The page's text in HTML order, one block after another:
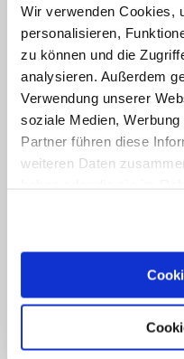
Wir verwenden Cookies,
personalisieren,
zu können und die
analysieren. Außerdem
Verwendung unserer
soziale Medien,
Partner führen diese
weiteren Daten
führende
entschieden mehr
bieten als
Randproblem der
für die
Lossprechung
351 im 8. Kapitel
in der Tat die
Gläubigen die
auch die Hilfe der